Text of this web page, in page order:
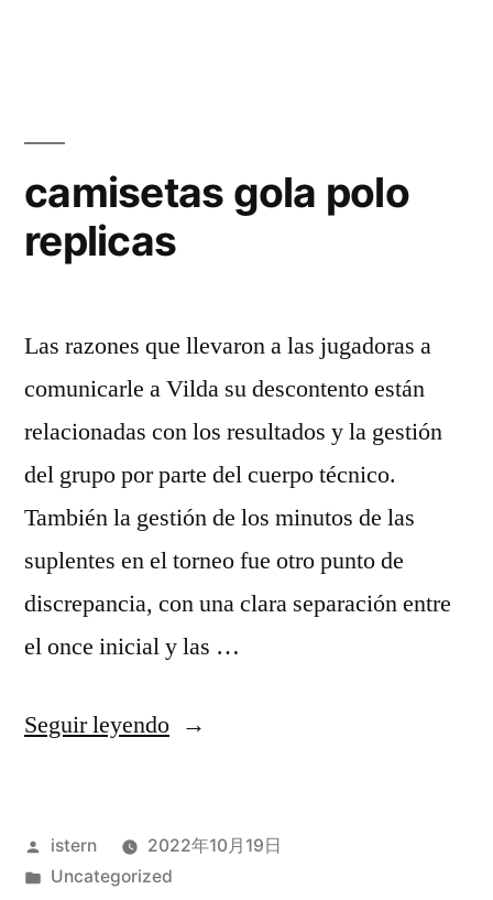
camisetas gola polo
replicas
Las razones que llevaron a las jugadoras a
comunicarle a Vilda su descontento están
relacionadas con los resultados y la gestión
del grupo por parte del cuerpo técnico.
También la gestión de los minutos de las
suplentes en el torneo fue otro punto de
discrepancia, con una clara separación entre
el once inicial y las …
Seguir leyendo«camisetas
replicas»
Publicado
por
istern
2022年10月19日
Publicado
Uncategorized